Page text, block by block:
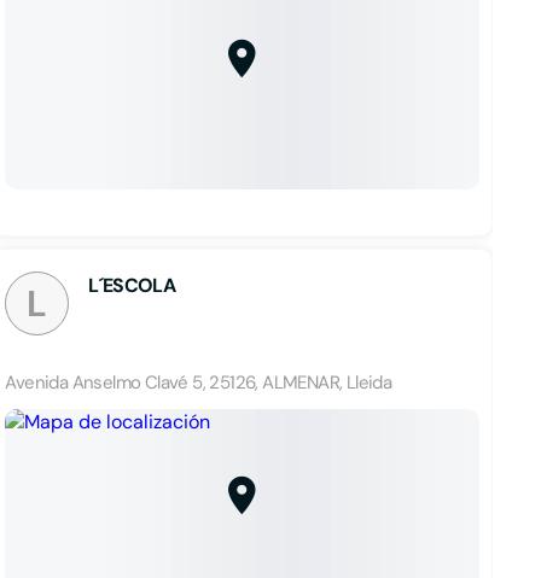
L L´ESCOLA
Avenida Anselmo Clavé 5, 25126, ALMENAR, Lleida